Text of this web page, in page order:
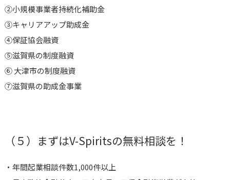
②小規模事業者持続化補助金
③キャリアアップ助成金
④保証協会融資
⑤滋賀県の制度融資
⑥大津市の制度融資
⑦滋賀県の助成金事業
（５）まずはV-Spiritsの無料相談を！
・年間起業相談件数1,000件以上